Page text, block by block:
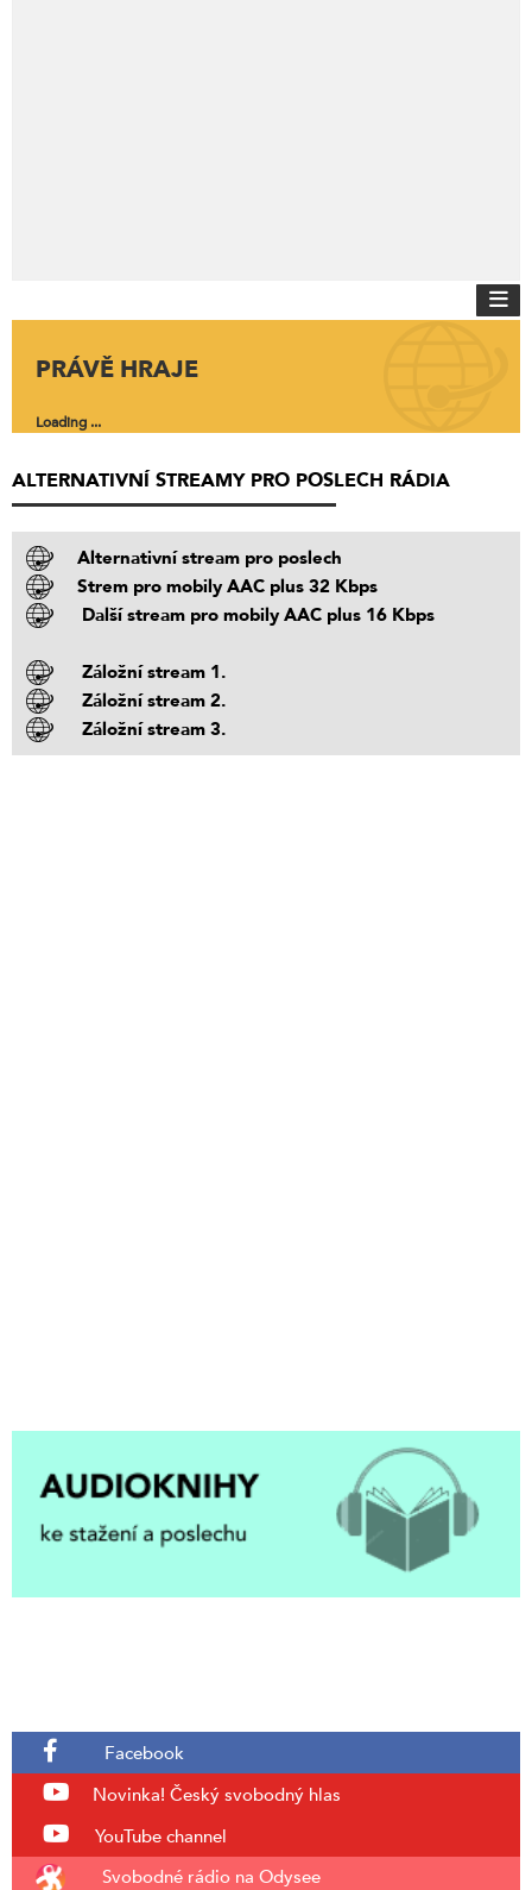
PRÁVĚ HRAJE
Loading ...
ALTERNATIVNÍ STREAMY PRO POSLECH RÁDIA
Alternativní stream pro poslech
Strem pro mobily AAC plus 32 Kbps
Další stream pro mobily AAC plus 16 Kbps
Záložní stream 1.
Záložní stream 2.
Záložní stream 3.
Facebook
Novinka! Český svobodný hlas
YouTube channel
Svobodné rádio na Odysee